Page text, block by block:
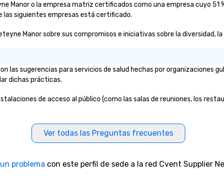
the
Manor o la empresa matriz certificados como una empresa cuyo
las siguientes empresas está certificado.
Manor sobre sus compromisos e iniciativas sobre la diversidad,
las sugerencias para servicios de salud hechas por organizaciones
dichas prácticas.
de acceso al público (como las salas de reuniones, los
Ver todas las Preguntas frecuentes
problema con este perfil de sede a la red Cvent Supplier